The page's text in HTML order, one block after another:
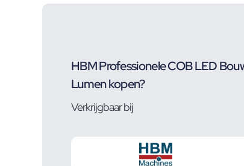
HBM Professionele COB LED
Lumen kopen?
Verkrijgbaar bij